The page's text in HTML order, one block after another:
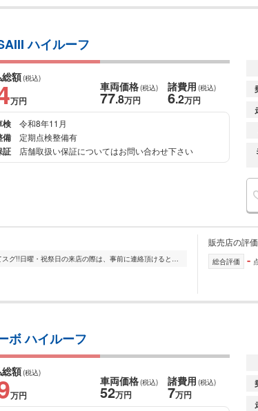
ハイルーフ
額(税込)
万円
車両価格(税込)
77.8万円
諸費用 (税込)
6.2万円
検
令和8年11月
備 定期点検整備有
証 店舗取扱い保証についてはお問い合わせ下さい
いい部屋ネットの看板を曲がってスグ!!日曜・祝祭日の来店の際は、事前に連絡頂けると対応できます。"キャンペーン期間 2010年7月15日～2010年7月31日 キャン...
販売店の評
総合評価 -
ボ ハイルーフ
額(税込)
万円
車両価格(税込)
52万円
諸費用 (税込)
7万円